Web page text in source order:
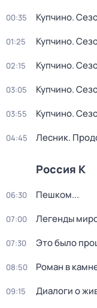
00:35 Купчино.
01:25 Купчино.
02:15 Купчино.
03:05 Купчино.
03:55 Купчино.
04:45 Лесник.
Россия К
06:30 Пешком...
07:00 Легенды
07:30 Это было
08:50 Роман в
09:15 Диалоги о